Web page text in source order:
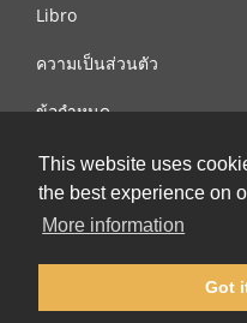
This website uses
the best experience on
More information
Got
Libro
ความเป็นส่วนตัว
ข้อกำหนด
ติดต่อเรา
© 2002-2026